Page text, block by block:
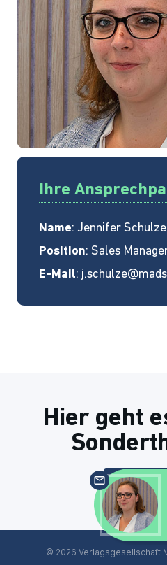
Ihre
Name: Jennifer Schulze
Position: Sales
E-Mail:
Hier geht
Zur
© 2026 Verlagsgesellschaft